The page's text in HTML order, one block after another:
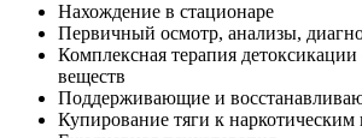
Нахождение в стационаре
Первичный осмотр, анализы,
Комплексная терапия
веществ
Поддерживающие и
Купирование тяги к наркотическим